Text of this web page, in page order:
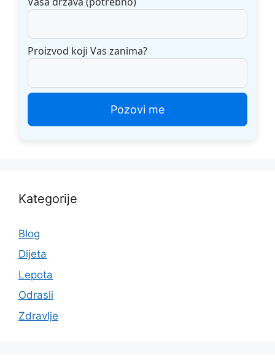
Proizvod koji Vas zanima?
Kategorije
Blog
Dijeta
Lepota
Odrasli
Zdravlje